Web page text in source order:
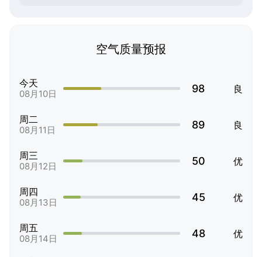
空气质量预报
今天
08月10日 98 良
周二
08月11日 89 良
周三
08月12日 50 优
周四
08月13日 45 优
周五
08月14日 48 优